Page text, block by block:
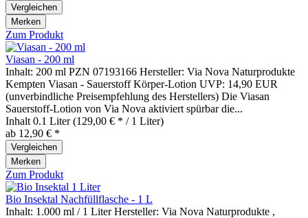
Vergleichen
Merken
Zum Produkt
Viasan - 200 ml
Inhalt: 200 ml PZN 07193166 Hersteller: Via Nova Naturprodukte
Kempten Viasan - Sauerstoff Körper-Lotion UVP: 14,90 EUR
(unverbindliche Preisempfehlung des Herstellers) Die Viasan
Sauerstoff-Lotion von Via Nova aktiviert spürbar die...
Inhalt 0.1 Liter(129,00 € * / 1 Liter)
ab 12,90 € *
Vergleichen
Merken
Zum Produkt
Bio Insektal Nachfüllflasche - 1 L
Inhalt: 1.000 ml / 1 Liter Hersteller: Via Nova Naturprodukte ,